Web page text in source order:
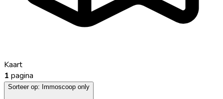
Kaart
1 pagina
Sorteer op: Immoscoop only